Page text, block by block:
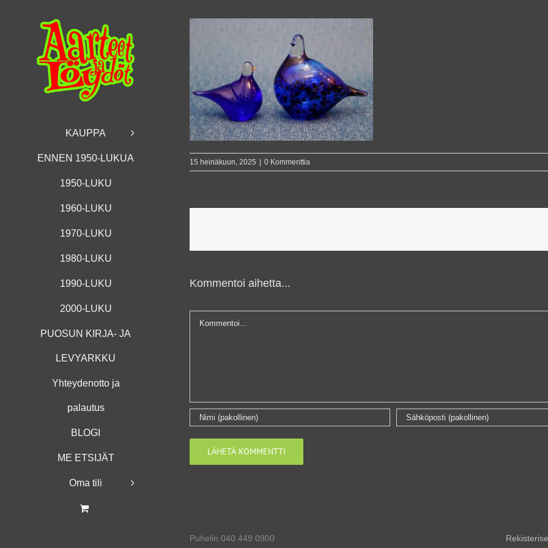
KAUPPA
ENNEN 1950-LUKUA
1950-LUKU
1960-LUKU
1970-LUKU
1980-LUKU
1990-LUKU
2000-LUKU
PUOSUN KIRJA- JA
LEVYARKKU
Yhteydenotto ja
palautus
BLOGI
ME ETSIJÄT
Oma tili
15 heinäkuun, 2025 0 Kommenttia
Kommentoi aihetta...
Puhelin 040 449 0900